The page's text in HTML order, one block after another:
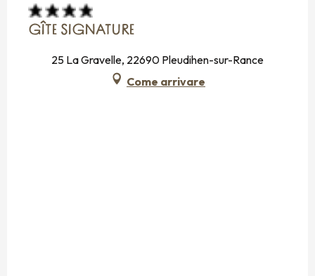
GÎTE SIGNATURE
25 La Gravelle, 22690 Pleudihen-sur-Rance
Come arrivare